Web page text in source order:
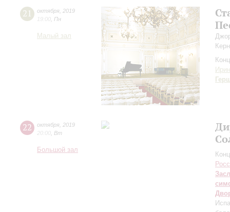
21 октября 2019
19:00 Пн
Малый зал
22 октября 2019
20:00 Вт
Большой зал